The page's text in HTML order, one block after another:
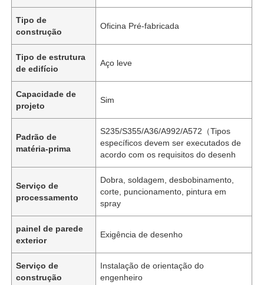
Tipo de
construção
Oficina Pré-fabricada
Tipo de estrutura
de edifício
Aço leve
Capacidade de
projeto
Sim
Padrão de
matéria-prima
S235/S355/A36/A992/A572（Tipos
específicos devem ser executados de
acordo com os requisitos do desenh
Serviço de
processamento
Dobra, soldagem, desbobinamento,
corte, puncionamento, pintura em
spray
painel de parede
exterior
Exigência de desenho
Serviço de
construção
Instalação de orientação do
engenheiro